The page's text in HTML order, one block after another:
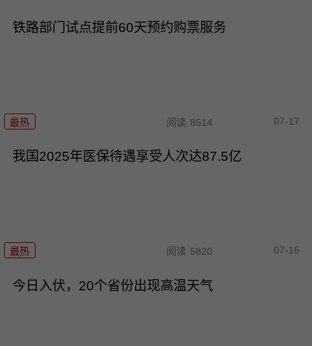
铁路部门试点提前60天预约购票服务
最热 阅读 8514 07-17
我国2025年医保待遇享受人次达87.5亿
最热 阅读 5820 07-16
今日入伏，20个省份出现高温天气